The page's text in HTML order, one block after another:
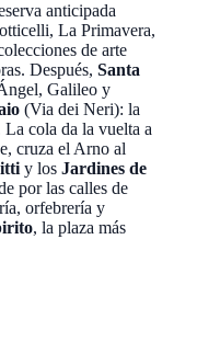
anticipada
La Primavera,
de arte
Después, Santa
Galileo y
(Via dei Neri): la
cola da la vuelta a
cruza el Arno al
y los Jardines de
por las calles de
orfebrería y
, la plaza más